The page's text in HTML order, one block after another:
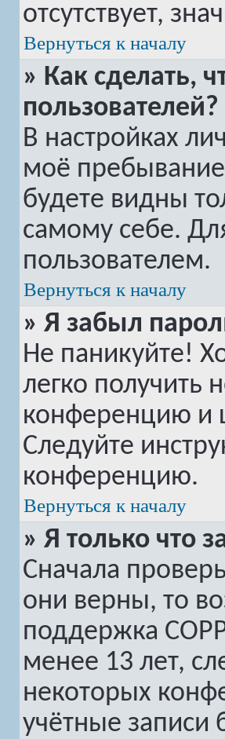
отсутствует,
Вернуться к началу
» Как сделать,
пользователей?
В настройках
моё
будете видны
самому себе.
пользователем.
Вернуться к началу
» Я забыл
Не паникуйте!
легко получить
конференцию и
Следуйте
конференцию.
Вернуться к началу
» Я только что
Сначала
они верны, то
поддержка
менее 13 лет,
некоторых
учётные записи